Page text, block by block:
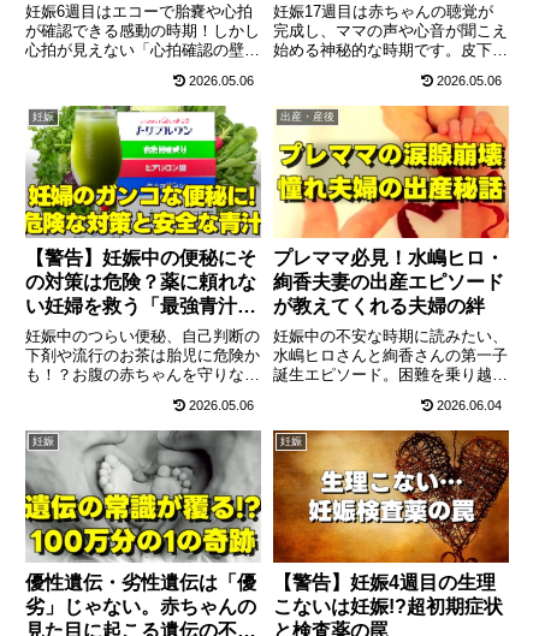
妊娠6週目はエコーで胎嚢や心拍
が確認できる感動の時期！しかし
心拍が見えない「心拍確認の壁」
つわり症状への対処法、絶対過敏
期である8ミリの赤ちゃんの驚異
的な成長、職場や家族への報告の
ベストなタイミング、そして絶対
に必要な葉酸対策を徹底解説しま
す。
2026.05.06
妊娠17週目は赤ちゃんの聴覚が
完成し、ママの声や心音が聞こえ
始める神秘的な時期です。皮下脂
長と合わせて、お腹がせり出すこ
とで急増する「腰痛」の対策や、
便秘・お腹の張りといった安定期
のマイナートラブルの乗り越え方
を詳しく解説します。
2026.05.06
妊娠
【警告】妊娠中の便秘にそ
の対策は危険？薬に頼れな
い妊婦を救う「最強青汁」
の選び方とおすすめ第1位
妊娠中のつらい便秘、自己判断の
下剤や流行のお茶は胎児に危険か
も！？お腹の赤ちゃんを守りなが
必見です。安全な青汁の選び方
と、栄養満点で圧倒的おすすめ第
1位「青汁畑」の効果的な飲み方
を徹底解説します。
2026.05.06
出産・産後
プレママ必見！水嶋ヒロ・
絢香夫妻の出産エピソード
が教えてくれる夫婦の絆
妊娠中の不安な時期に読みたい、
水嶋ヒロさんと絢香さんの第一子
誕生エピソード。困難を乗り越え
されたよう」と語った心温まる出
産報告から、出産に向けた勇気と
準備のヒントをお届けします。
2026.06.04
妊娠
優性遺伝・劣性遺伝は「優
劣」じゃない。赤ちゃんの
見た目に起こる遺伝の不思
妊娠
【警告】妊娠4週目の生理
こないは妊娠!?超初期症状
と検査薬の罠